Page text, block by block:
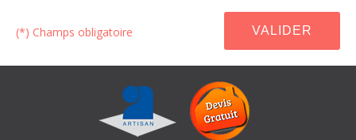
(*) Champs obligatoire